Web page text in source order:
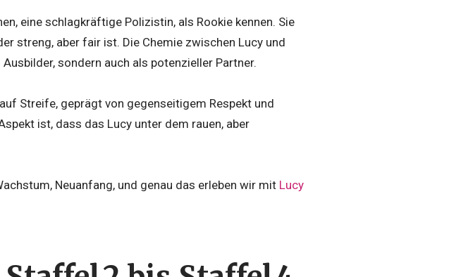
eine schlagkräftige Polizistin, als Rookie kennen. Sie
streng, aber fair ist. Die Chemie zwischen Lucy und
sondern auch als potenzieller Partner.
Streife, geprägt von gegenseitigem Respekt und
ist, dass das Lucy unter dem rauen, aber
Neuanfang, und genau das erleben wir mit Lucy